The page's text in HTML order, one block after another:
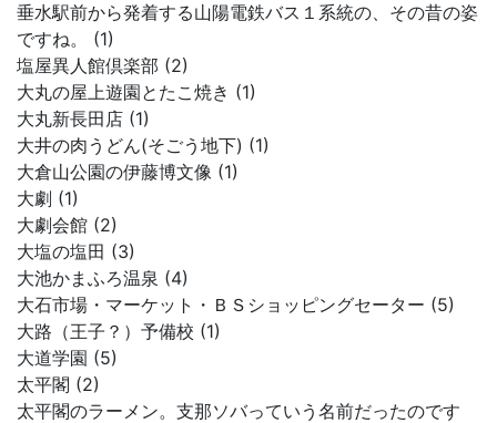
垂水駅前から発着する山陽電鉄バス１系統の、その昔の姿
ですね。 (1)
塩屋異人館倶楽部 (2)
大丸の屋上遊園とたこ焼き (1)
大丸新長田店 (1)
大井の肉うどん(そごう地下) (1)
大倉山公園の伊藤博文像 (1)
大劇 (1)
大劇会館 (2)
大塩の塩田 (3)
大池かまふろ温泉 (4)
大石市場・マーケット・ＢＳショッピングセーター (5)
大路（王子？）予備校 (1)
大道学園 (5)
太平閣 (2)
太平閣のラーメン。支那ソバっていう名前だったのです